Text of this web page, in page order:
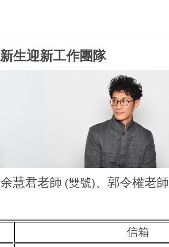
生迎新工作團隊
慧君老師 (雙號)、郭令權老師
信箱